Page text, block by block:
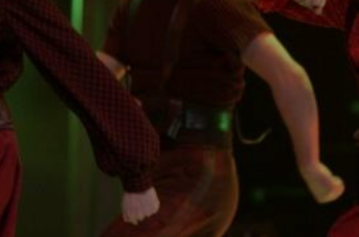
ļaunā, šādā pasaulē
- pieņemt svešās asinis
Kārlis
Grīnbergs
(sitamie